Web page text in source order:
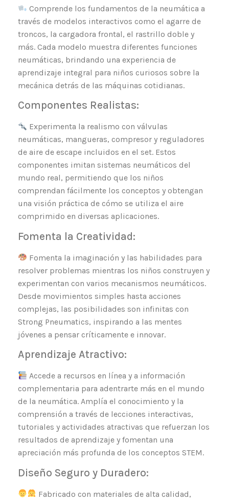
Comprende los fundamentos de la neumática a
través de modelos interactivos como el agarre de
troncos, la cargadora frontal, el rastrillo doble y
más. Cada modelo muestra diferentes funciones
neumáticas, brindando una experiencia de
aprendizaje integral para niños curiosos sobre la
mecánica detrás de las máquinas cotidianas.
Componentes Realistas:
Experimenta la realismo con válvulas
neumáticas, mangueras, compresor y reguladores
de aire de escape incluidos en el set. Estos
componentes imitan sistemas neumáticos del
mundo real, permitiendo que los niños
comprendan fácilmente los conceptos y obtengan
una visión práctica de cómo se utiliza el aire
comprimido en diversas aplicaciones.
Fomenta la Creatividad:
Fomenta la imaginación y las habilidades para
resolver problemas mientras los niños construyen y
experimentan con varios mecanismos neumáticos.
Desde movimientos simples hasta acciones
complejas, las posibilidades son infinitas con
Strong Pneumatics, inspirando a las mentes
jóvenes a pensar críticamente e innovar.
Aprendizaje Atractivo:
Accede a recursos en línea y a información
complementaria para adentrarte más en el mundo
de la neumática. Amplía el conocimiento y la
comprensión a través de lecciones interactivas,
tutoriales y actividades atractivas que refuerzan los
resultados de aprendizaje y fomentan una
apreciación más profunda de los conceptos STEM.
Diseño Seguro y Duradero:
Fabricado con materiales de alta calidad,